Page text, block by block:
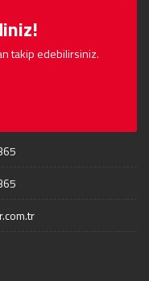
takip edebilirsiniz.